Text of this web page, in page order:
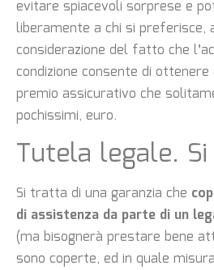
evitare spiacevoli sorprese e
liberamente a chi si preferisce,
considerazione del fatto che
condizione consente di ottenere
premio assicurativo che
pochissimi, euro.
Tutela legale.
Si tratta di una garanzia che
di assistenza da parte di un
(ma bisognerà prestare bene
sono coperte, ed in quale